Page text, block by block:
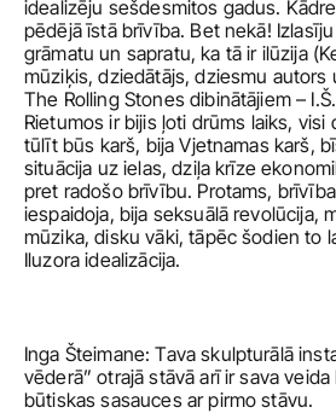
idealizēju sešdesmitos gadus.
pēdējā īstā brīvība. Bet nekā!
grāmatu un sapratu, ka tā ir ilūzija
mūziķis, dziedātājs, dziesmu autors
The Rolling Stones dibinātājiem –
Rietumos ir bijis ļoti drūms laiks, visi
tūlīt būs karš, bija Vjetnamas karš,
situācija uz ielas, dziļa krīze
pret radošo brīvību. Protams,
iespaidoja, bija seksuālā revolūcija,
mūzika, disku vāki, tāpēc šodien to
Iluzora idealizācija.
Inga Šteimane: Tava skulpturālā
vēderā” otrajā stāvā arī ir sava
būtiskas sasauces ar pirmo stāvu.